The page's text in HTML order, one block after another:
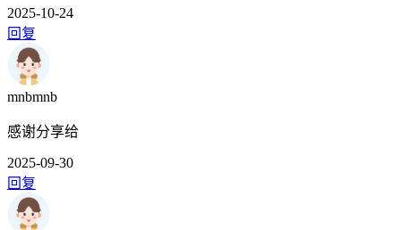
2025-10-24
回复
mnbmnb
感谢分享给
2025-09-30
回复